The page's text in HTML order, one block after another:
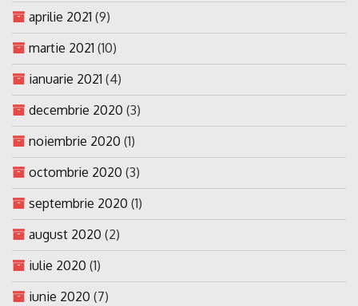
aprilie 2021 (9)
martie 2021 (10)
ianuarie 2021 (4)
decembrie 2020 (3)
noiembrie 2020 (1)
octombrie 2020 (3)
septembrie 2020 (1)
august 2020 (2)
iulie 2020 (1)
iunie 2020 (7)